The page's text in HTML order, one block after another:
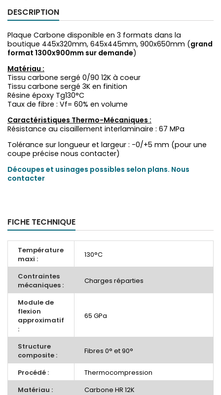
DESCRIPTION
Plaque Carbone disponible en 3 formats dans la
boutique 445x320mm, 645x445mm, 900x650mm (grand
format 1300x900mm sur demande)
Matériau :
Tissu carbone sergé 0/90 12K à coeur
Tissu carbone sergé 3K en finition
Résine époxy Tg130°C
Taux de fibre : Vf= 60% en volume
Caractéristiques Thermo-Mécaniques :
Résistance au cisaillement interlaminaire : 67 MPa
Tolérance sur longueur et largeur : -0/+5 mm (pour une
coupe précise nous contacter)
Découpes et usinages possibles selon plans. Nous
contacter
FICHE TECHNIQUE
Température
maxi :
130°C
Contraintes
mécaniques :
Charges réparties
Module de
flexion
approximatif
:
65 GPa
Structure
composite :
Fibres 0° et 90°
Procédé :
Thermocompression
Matériau :
Carbone HR 12K